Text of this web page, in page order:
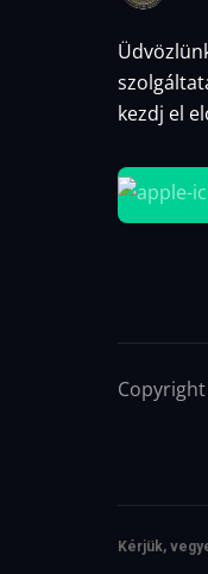
kezdj el
Kérjük,